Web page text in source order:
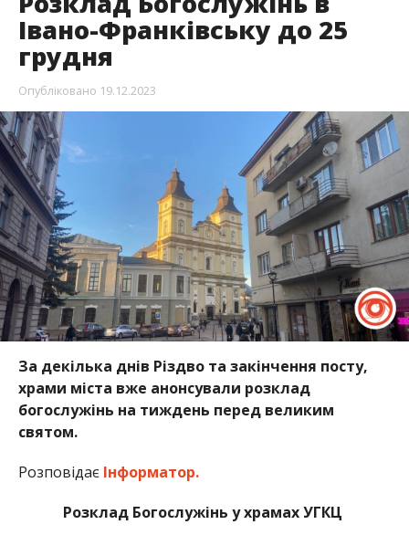
Івано-Франківську до 25
грудня
Опубліковано 19.12.2023
За декілька днів Різдво та закінчення посту,
храми міста вже анонсували розклад
богослужінь на тиждень перед великим
святом.
Розповідає Інформатор.
Розклад Богослужінь у храмах УГКЦ